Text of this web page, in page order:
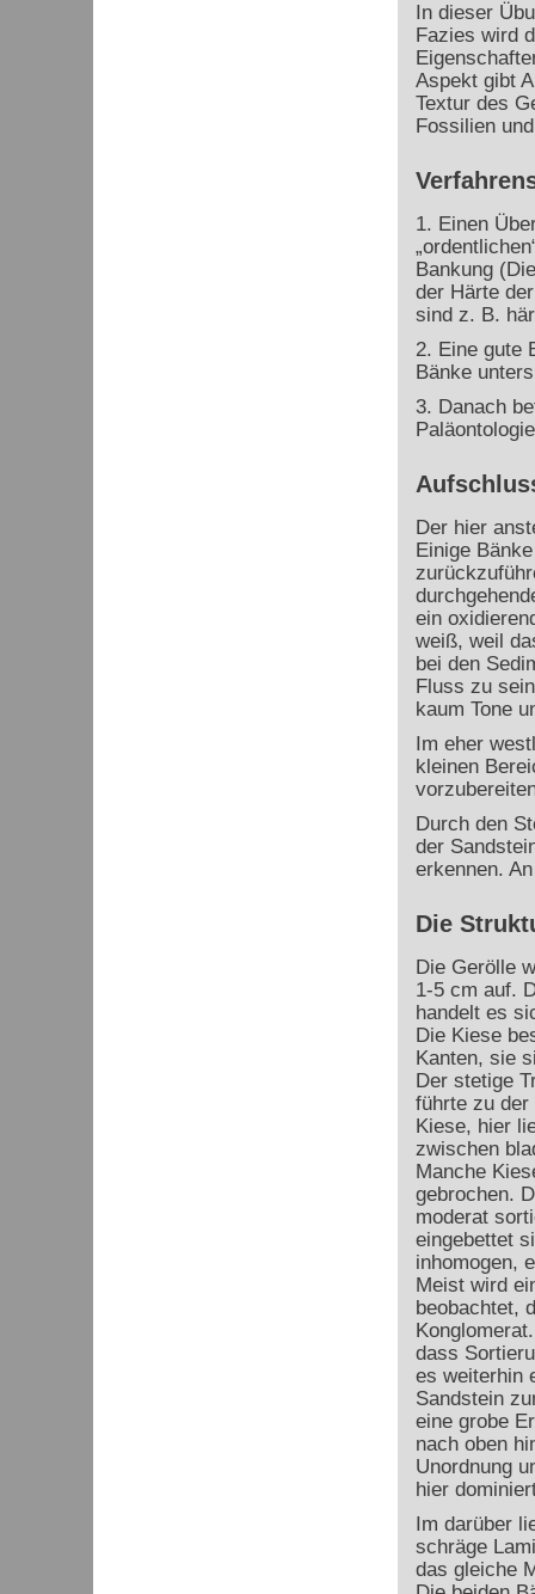
In dieser
Fazies wird
Aspekt gibt
Textur des
Fossilien
1. Einen
Bankung
der Härte
sind z. B.
2. Eine gute
Bänke
3. Danach
Der hier
Einige
ein
weiß, weil
bei den
Fluss zu
kaum Tone
Im eher
kleinen
Durch den
der
erkennen.
Die
Die Gerölle
1-5 cm auf.
handelt es
Die Kiese
Kanten, sie
Der stetige
führte zu der
Kiese, hier
zwischen
Manche
gebrochen.
moderat
eingebettet
inhomogen,
Meist wird
beobachtet,
dass
es weiterhin
Sandstein
eine grobe
nach oben
Unordnung
hier
Im darüber
schräge
das gleiche